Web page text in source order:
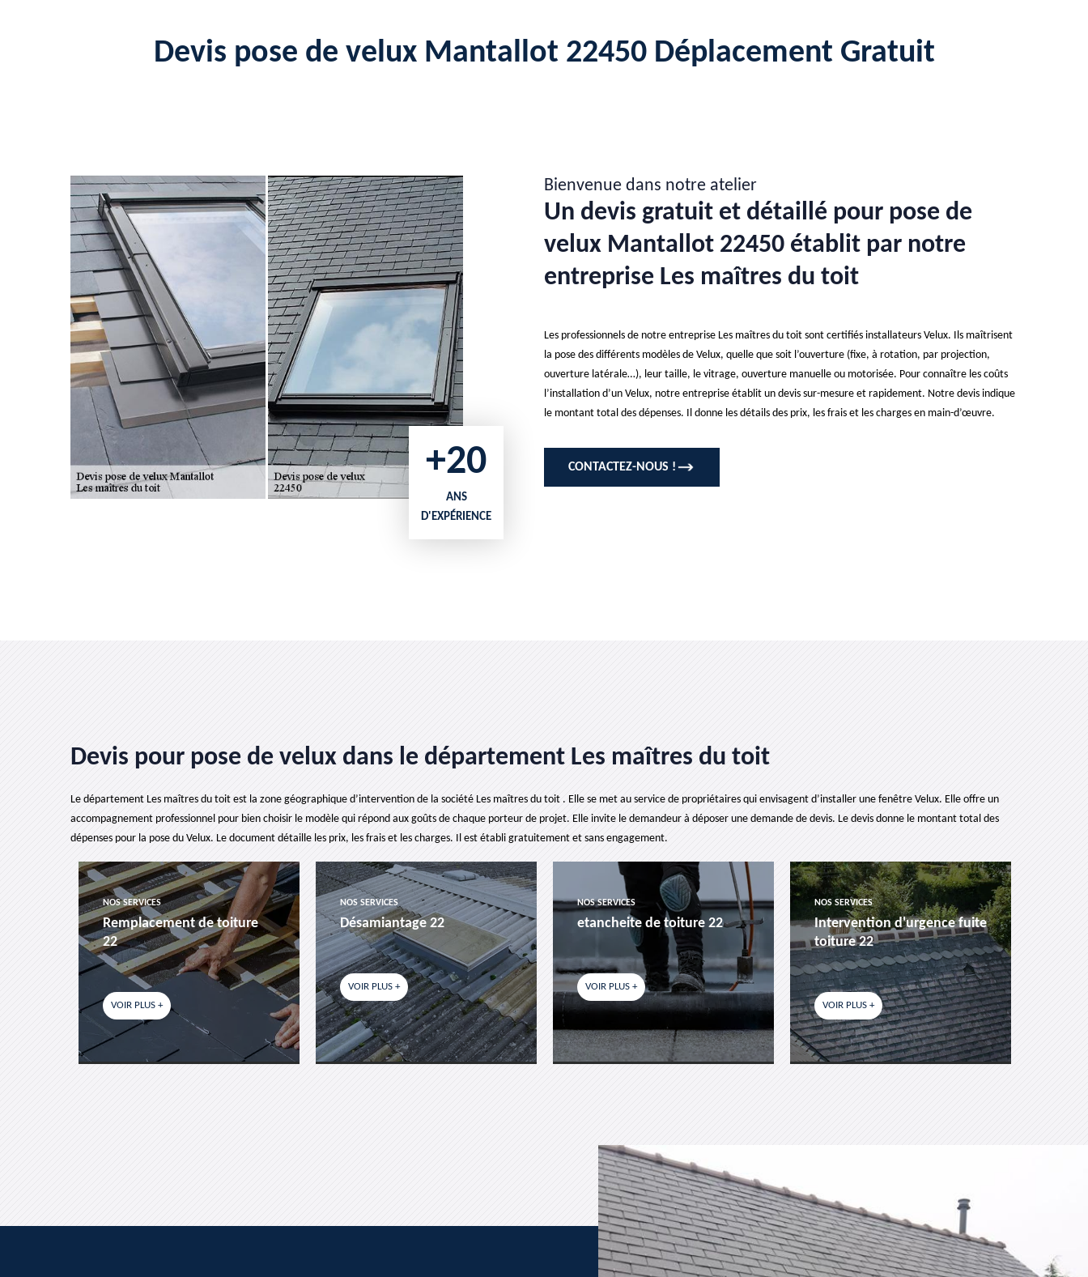
Devis pose de velux Mantallot 22450 Déplacement Gratuit
+20
ANS
D'EXPÉRIENCE
Bienvenue dans notre atelier
Un devis gratuit et détaillé pour pose de
velux Mantallot 22450 établit par notre
entreprise Les maîtres du toit
Les professionnels de notre entreprise Les maîtres du toit sont certifiés installateurs Velux. Ils maîtrisent
la pose des différents modèles de Velux, quelle que soit l’ouverture (fixe, à rotation, par projection,
ouverture latérale…), leur taille, le vitrage, ouverture manuelle ou motorisée. Pour connaître les coûts
l’installation d’un Velux, notre entreprise établit un devis sur-mesure et rapidement. Notre devis indique
le montant total des dépenses. Il donne les détails des prix, les frais et les charges en main-d’œuvre.
CONTACTEZ-NOUS !
Devis pour pose de velux dans le département Les maîtres du toit
Le département Les maîtres du toit est la zone géographique d’intervention de la société Les maîtres du toit . Elle se met au service de propriétaires qui envisagent d’installer une fenêtre Velux. Elle offre un
accompagnement professionnel pour bien choisir le modèle qui répond aux goûts de chaque porteur de projet. Elle invite le demandeur à déposer une demande de devis. Le devis donne le montant total des
dépenses pour la pose du Velux. Le document détaille les prix, les frais et les charges. Il est établi gratuitement et sans engagement.
NOS SERVICES
Remplacement de toiture
22
VOIR PLUS +
NOS SERVICES
Désamiantage 22
VOIR PLUS +
NOS SERVICES
etancheite de toiture 22
VOIR PLUS +
NOS SERVICES
Intervention d'urgence fuite
toiture 22
VOIR PLUS +